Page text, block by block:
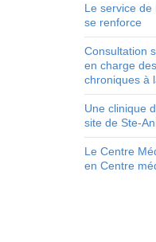
Le service de
se renforce
Consultation
en charge
chroniques à
Une clinique
site de Ste-
Le Centre
en Centre